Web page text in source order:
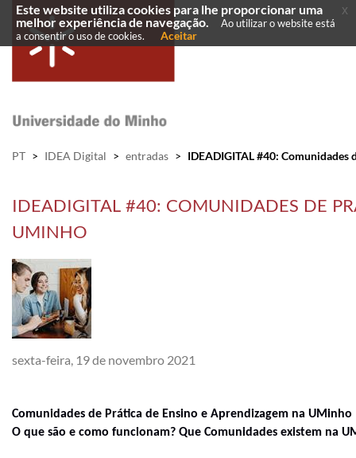
PT > IDEA Digital > entradas > IDEADIGITAL #40:
IDEADIGITAL #40: COMUNIDADES DE
UMINHO
sexta-feira, 19 de novembro 2021
Comunidades de Prática de Ensino e Aprendizagem na UMinho
O que são e como funcionam? Que Comunidades existem na
Este website utiliza cookies para lhe proporcionar uma
melhor experiência de navegação.
Ao utilizar o website está
a consentir o uso de cookies.
Aceitar
x